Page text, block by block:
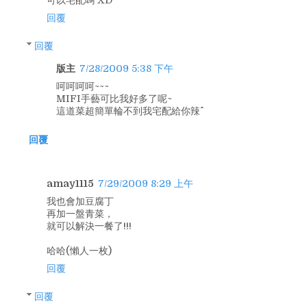
回覆
回覆
版主 7/28/2009 5:38 下午
呵呵呵呵~~~
MIFI手藝可比我好多了呢~
這道菜超簡單輪不到我宅配給你辣^^
回覆
amay1115 7/29/2009 8:29 上午
我也會加豆腐丁
再加一盤青菜，
就可以解決一餐了!!!
哈哈(懶人一枚)
回覆
回覆